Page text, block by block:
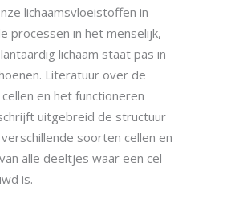
lichaamsvloeistoffen in
processen in het menselijk,
lichaam staat pas in
Literatuur over de
cellen en het functioneren
uitgebreid de structuur
soorten cellen en
alle deeltjes waar een cel
is.